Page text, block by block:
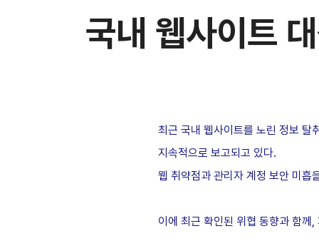
국내 웹사이트
최근 국내 웹사이트를 노린 정보 탈
지속적으로 보고되고 있다.
웹 취약점과 관리자 계정 보안 미흡
이에 최근 확인된 위협 동향과 함께